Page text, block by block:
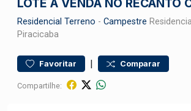
LOTE À VENDA NO RECANTO
Residencial Terreno - Campestre
Piracicaba
Favoritar | Comparar
Compartilhe: